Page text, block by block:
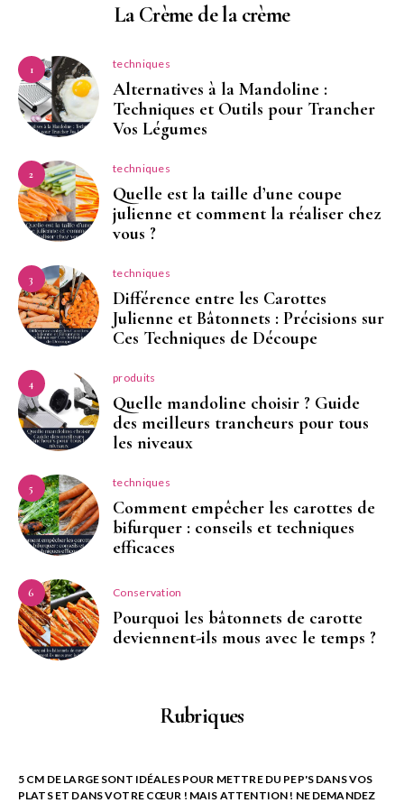
La Crème de la crème
1 techniques
Alternatives à la Mandoline :
Techniques et Outils pour Trancher
Vos Légumes
2 techniques
Quelle est la taille d’une coupe
julienne et comment la réaliser chez
vous ?
3 techniques
Différence entre les Carottes
Julienne et Bâtonnets : Précisions sur
Ces Techniques de Découpe
4 produits
Quelle mandoline choisir ? Guide
des meilleurs trancheurs pour tous
les niveaux
5 techniques
Comment empêcher les carottes de
bifurquer : conseils et techniques
efficaces
6 Conservation
Pourquoi les bâtonnets de carotte
deviennent-ils mous avec le temps ?
Rubriques
5 CM DE LARGE SONT IDÉALES POUR METTRE DU PEP'S DANS VOS
PLATS ET DANS VOTRE CŒUR ! MAIS ATTENTION ! NE DEMANDEZ